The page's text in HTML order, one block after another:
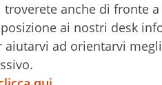
anche di fronte
ai nostri desk
ad orientarvi